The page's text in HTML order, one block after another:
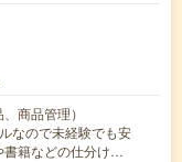
商品管理）
なので未経験でも安
籍などの仕分け…